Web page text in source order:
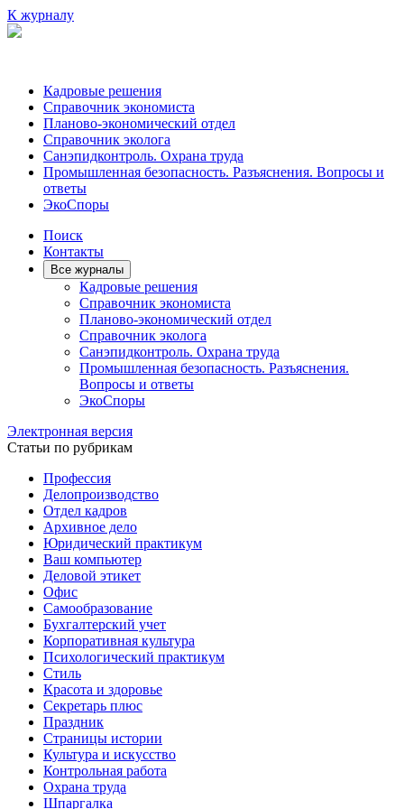
К журналу
Кадровые решения
Справочник экономиста
Планово-экономический отдел
Справочник эколога
Санэпидконтроль. Охрана труда
Промышленная безопасность. Разъяснения. Вопросы и
ответы
ЭкоСпоры
Поиск
Контакты
Все журналы
Кадровые решения
Справочник экономиста
Планово-экономический отдел
Справочник эколога
Санэпидконтроль. Охрана труда
Промышленная безопасность. Разъяснения.
Вопросы и ответы
ЭкоСпоры
Электронная версия
Статьи по рубрикам
Профессия
Делопроизводство
Отдел кадров
Архивное дело
Юридический практикум
Ваш компьютер
Деловой этикет
Офис
Самообразование
Бухгалтерский учет
Корпоративная культура
Психологический практикум
Стиль
Красота и здоровье
Секретарь плюс
Праздник
Страницы истории
Культура и искусство
Контрольная работа
Охрана труда
Шпаргалка